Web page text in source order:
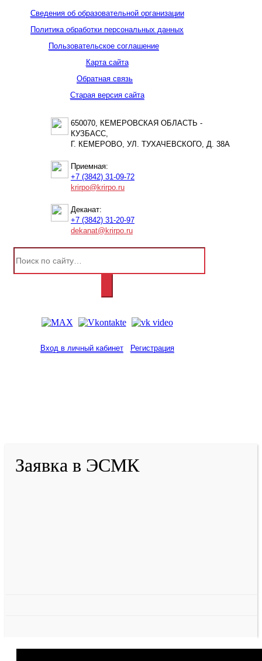
Сведения об образовательной организации
Политика обработки персональных данных
Пользовательское соглашение
Карта сайта
Обратная связь
Старая версия сайта
650070, КЕМЕРОВСКАЯ ОБЛАСТЬ -
КУЗБАСС,
Г. КЕМЕРОВО, УЛ. ТУХАЧЕВСКОГО, Д. 38А
Приемная:
+7 (3842) 31-09-72
krirpo@krirpo.ru
Деканат:
+7 (3842) 31-20-97
dekanat@krirpo.ru
Вход в личный кабинет Регистрация
Заявка в ЭСМК